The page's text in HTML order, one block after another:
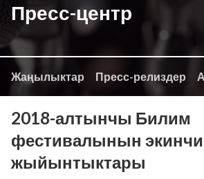
Пресс-центр
Жаңылыктар Пресс-релиздер
2018-алтынчы Билим
фестивалынын экинчи
жыйынтыктары